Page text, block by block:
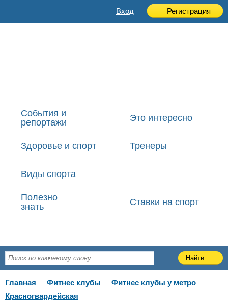
Вход Регистрация
События и
репортажи
Это интересно
Здоровье и спорт Тренеры
Виды спорта
Полезно
знать
Ставки на спорт
Главная Фитнес клубы
Фитнес клубы у метро
Красногвардейская